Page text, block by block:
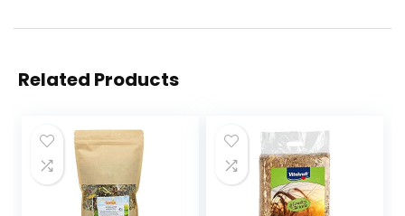
Related Products